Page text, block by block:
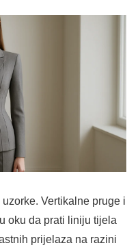
Vertikalne pruge i
oku da prati liniju tijela
prijelaza na razini